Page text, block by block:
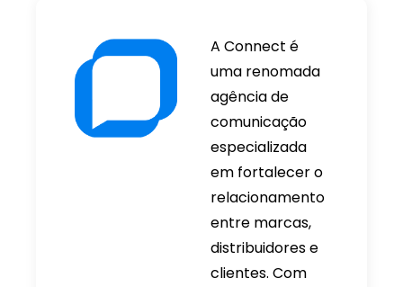
A Connect é
uma renomada
agência de
comunicação
especializada
em fortalecer o
relacionamento
entre marcas,
distribuidores e
clientes. Com